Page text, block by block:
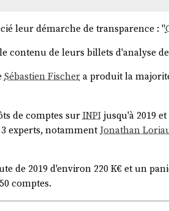
leur démarche de transparence : "
contenu de leurs billets d'analyse
Sébastien Fischera produit la
de comptes surINPIjusqu'à 2019
experts, notammentJonathan
de 2019 d'environ 220 K€ et un
comptes.